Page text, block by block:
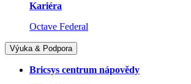
Kariéra
Octave Federal
Výuka & Podpora
Bricsys centrum nápovědy